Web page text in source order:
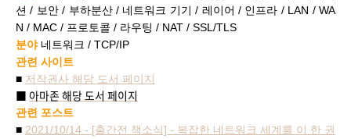
션/ 보안/ 부하분산/ 네트워크 기기/ 레이어/ 인프라 / LAN / WA
N / MAC / 프로토콜 / 라우팅 / NAT / SSL/TLS
분야 네트워크 / TCP/IP
관련 사이트
■ 저작권사 해당 도서 페이지
■ 아마존 해당 도서 페이지
관련 포스트
■ 2021/10/14 - [출간전 책소식] - 복잡한 네트워크 세계를 이 한 권